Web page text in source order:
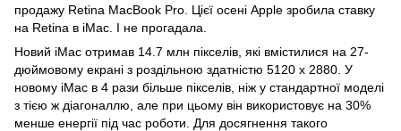
продажу Retina MacBook Pro. Цієї осені Apple зробила ставку
на Retina в iMac. І не прогадала.
Новий iMac отримав 14.7 млн ​​пікселів, які вмістилися на 27-
дюймовому екрані з роздільною здатністю 5120 х 2880. У
новому iMac в 4 рази більше пікселів, ніж у стандартної моделі
з тією ж діагоналлю, але при цьому він використовує на 30%
менше енергії під час роботи. Для досягнення такого